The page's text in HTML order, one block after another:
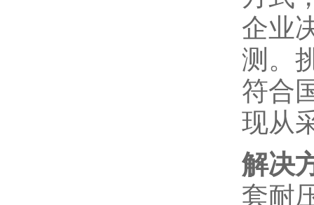
企业
测。
符合
现从
解决
套耐